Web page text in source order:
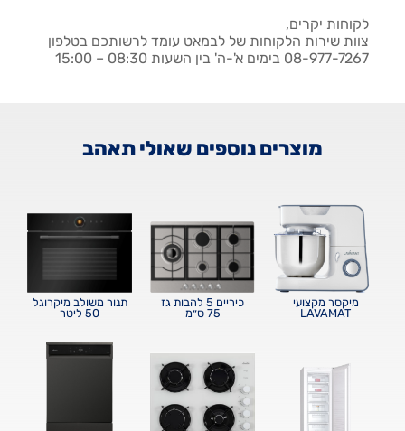
לקוחות יקרים,
צוות שירות הלקוחות של לבמאט עומד לרשותכם בטלפון
08-977-7267 בימים א'-ה' בין השעות 08:30 – 15:00
מוצרים נוספים שאולי תאהב
מיקסר מקצועי
LAVAMAT
כיריים 5 להבות גז
75 ס״מ
תנור משולב מיקרוגל
50 ליטר